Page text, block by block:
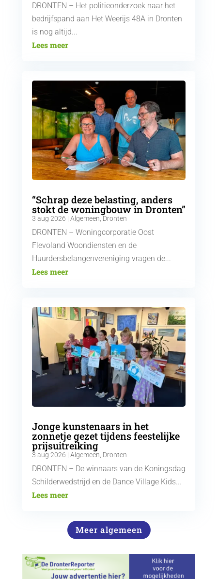
DRONTEN – Het politieonderzoek naar het
bedrijfspand aan Het Weerijs 48A in Dronten
is nog altijd...
Lees meer
“Schrap deze belasting, anders
stokt de woningbouw in Dronten”
3 aug 2026 | Algemeen Dronten
DRONTEN – Woningcorporatie Oost
Flevoland Woondiensten en de
Huurdersbelangenvereniging vragen de...
Lees meer
Jonge kunstenaars in het
zonnetje gezet tijdens feestelijke
prijsuitreiking
3 aug 2026 | Algemeen Dronten
DRONTEN – De winnaars van de Koningsdag
Schilderwedstrijd en de Dance Village Kids...
Lees meer
Meer algemeen